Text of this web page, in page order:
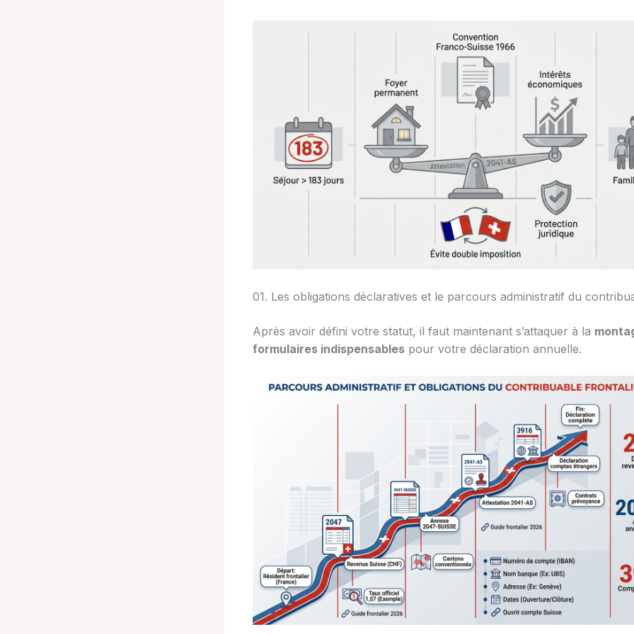
01. Les obligations déclaratives et le parcours administratif du
Après avoir défini votre statut, il faut maintenant s’attaquer à la
formulaires indispensables pour votre déclaration annuelle.